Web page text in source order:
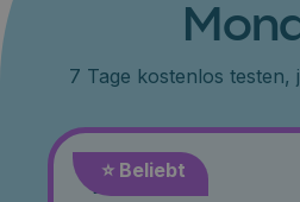
7 Tage kostenlos testen,
⭐️ Beliebt
Monat